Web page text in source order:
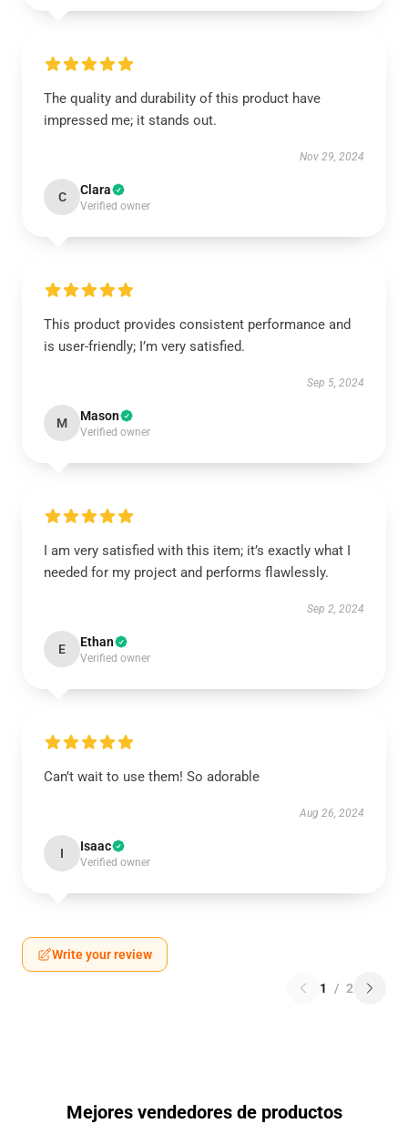
The quality and durability of this product have
impressed me; it stands out.
Nov 29, 2024
C Clara
Verified owner
This product provides consistent performance and
is user-friendly; I’m very satisfied.
Sep 5, 2024
M Mason
Verified owner
I am very satisfied with this item; it’s exactly what I
needed for my project and performs flawlessly.
Sep 2, 2024
E Ethan
Verified owner
Can’t wait to use them! So adorable
Aug 26, 2024
I Isaac
Verified owner
Write your review
1 / 2
Mejores vendedores de productos